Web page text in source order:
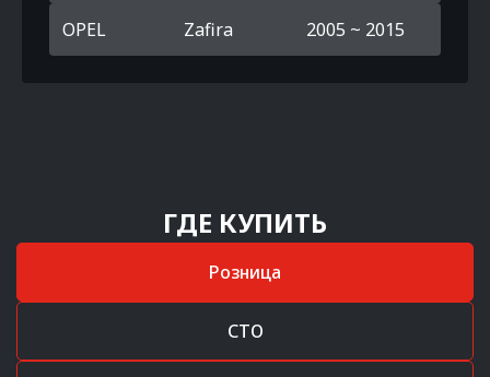
OPEL Zafira 2005 ~ 2015
ГДЕ КУПИТЬ
Розница
СТО